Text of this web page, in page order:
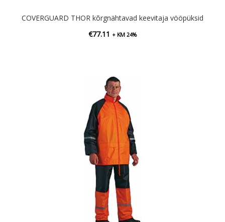
COVERGUARD THOR kõrgnähtavad keevitaja vööpüksid
€77.11 + KM 24%